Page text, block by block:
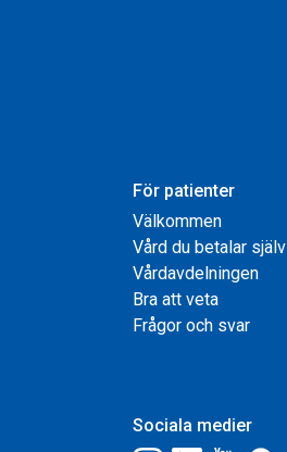
För patienter
Välkommen
Vård du betalar själv
Vårdavdelningen
Bra att veta
Frågor och svar
Sociala medier